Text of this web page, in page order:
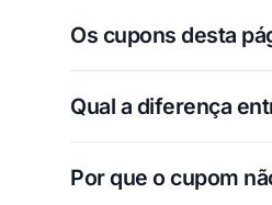
Os cupons desta
Qual a diferença
Por que o cupom